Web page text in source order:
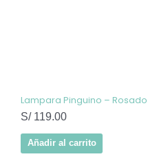
Lampara Pinguino – Rosado
S/119.00
Añadir al carrito